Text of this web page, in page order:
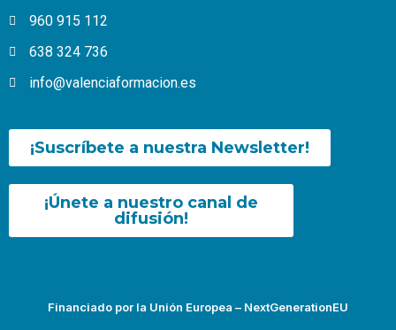
960 915 112
638 324 736
info@valenciaformacion.es
¡Suscríbete a nuestra Newsletter!
¡Únete a nuestro canal de
difusión!
Financiado por la Unión Europea – NextGenerationEU